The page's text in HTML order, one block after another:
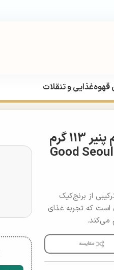
قهوهغذایی و تنقلات
توپوکی کره‌ای گود سئول طعم پنیر 113 گرم
| Good
سئول طعم پنیر 113 گرم ترکیبی از برنج‌کیک
که تجربه غذای
می‌کند.
مقایسه